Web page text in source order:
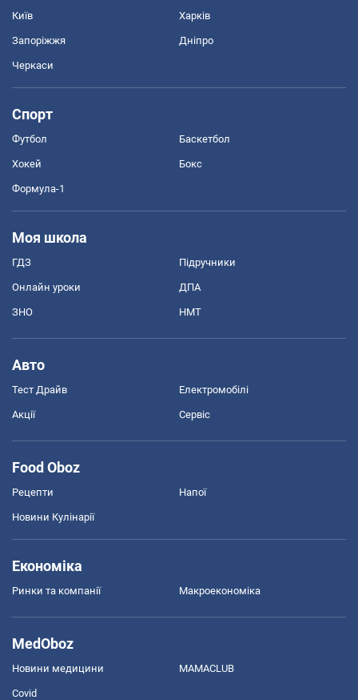
Київ Харків
Запоріжжя Дніпро
Черкаси
Спорт
Футбол Баскетбол
Хокей Бокс
Формула-1
Моя школа
ГДЗ Підручники
Онлайн уроки ДПА
ЗНО НМТ
Авто
Тест Драйв Електромобілі
Акції Сервіс
Food Oboz
Рецепти Напої
Новини Кулінарії
Економіка
Ринки та компанії Макроекономіка
MedOboz
Новини медицини MAMACLUB
Covid